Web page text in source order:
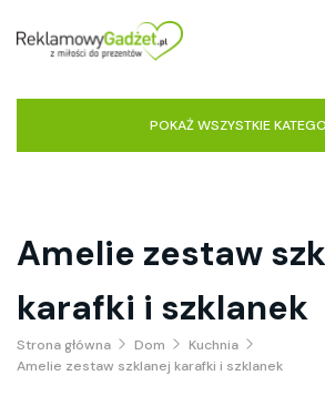
POKAŻ WSZYSTKIE
Amelie zestaw
karafki i szklanek
Strona główna Dom
Kuchnia
Amelie zestaw szklanej karafki i szklanek